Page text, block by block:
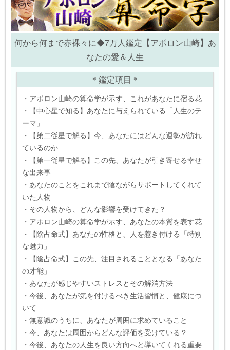
何から何まで赤裸々に◆7万人鑑定【アポロン山崎】あ
なたの愛＆人生
＊鑑定項目＊
・アポロン山崎の算命学が示す、これがあなたに宿る花
・【中心星で知る】あなたに与えられている「人生のテ
ーマ」
・【第二従星で解る】今、あなたにはどんな運勢が訪れ
ているのか
・【第一従星で解る】この先、あなたが引き寄せる幸せ
な出来事
・あなたのことをこれまで陰ながらサポートしてくれて
いた人物
・その人物から、どんな影響を受けてきた？
・アポロン山崎の算命学が示す、あなたの本質を表す花
・【陰占命式】あなたの性格と、人を惹き付ける「特別
な魅力」
・【陰占命式】この先、注目されることとなる「あなた
の才能」
・あなたが感じやすいストレスとその解消方法
・今後、あなたが気を付けるべき生活習慣と、健康につ
いて
・無意識のうちに、あなたが周囲に求めていること
・今、あなたは周囲からどんな評価を受けている？
・今後、あなたの人生を良い方向へと導いてくれる重要